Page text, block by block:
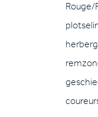
Rouge/